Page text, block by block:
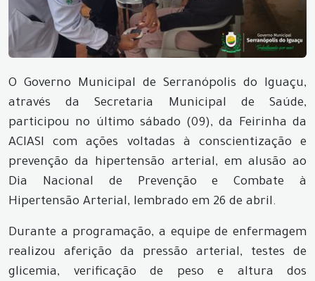
O Governo Municipal de Serranópolis do Iguaçu,
através da Secretaria Municipal de Saúde,
participou no último sábado (09), da Feirinha da
ACIASI com ações voltadas à conscientização e
prevenção da hipertensão arterial, em alusão ao
Dia Nacional de Prevenção e Combate à
Hipertensão Arterial, lembrado em 26 de abril.
Durante a programação, a equipe de enfermagem
realizou aferição da pressão arterial, testes de
glicemia, verificação de peso e altura dos